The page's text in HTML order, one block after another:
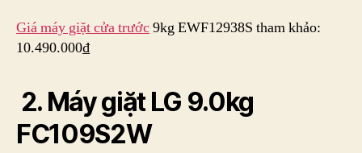
Giá máy giặt cửa trước9kg EWF12938S tham khảo:
10.490.000₫
2. Máy giặt LG 9.0kg
FC109S2W